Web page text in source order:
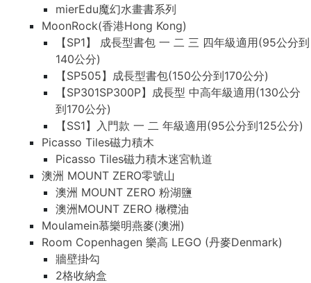
mierEdu魔幻水畫書系列
MoonRock(香港Hong Kong)
【SP1】 成長型書包 一 二 三 四年級適用(95公分到
140公分)
【SP505】成長型書包(150公分到170公分)
【SP301SP300P】成長型 中高年級適用(130公分
到170公分)
【SS1】入門款 一 二 年級適用(95公分到125公分)
Picasso Tiles磁力積木
Picasso Tiles磁力積木迷宮軌道
澳洲 MOUNT ZERO零號山
澳洲 MOUNT ZERO 粉湖鹽
澳洲MOUNT ZERO 橄欖油
Moulamein慕樂明燕麥(澳洲)
Room Copenhagen 樂高 LEGO (丹麥Denmark)
牆壁掛勾
2格收納盒